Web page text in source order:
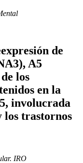
de
A5
los
en la
involucrada
los trastornos
IRO